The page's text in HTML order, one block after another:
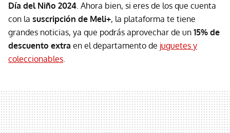
Día del Niño 2024. Ahora bien, si eres de los que cuenta
con la suscripción de Meli+, la plataforma te tiene
grandes noticias, ya que podrás aprovechar de un 15% de
descuento extra en el departamento de juguetes y
coleccionables.